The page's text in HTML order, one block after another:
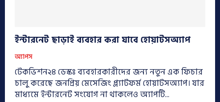
ইন্টারনেট ছাড়াই ব্যবহার করা যাবে হোয়াটসঅ্যাপ
অ্যাপস
টেকভিশন২৪ ডেস্কঃ ব্যবহারকারীদের জন্য নতুন এক ফিচার
চালু করেছে জনপ্রিয় মেসেজিং প্ল্যাটফর্ম হোয়াটসঅ্যাপ। যার
মাধ্যমে ইন্টারনেট সংযোগ না থাকলেও অ্যাপটি...